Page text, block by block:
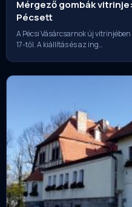
Mérgező gombák
Pécsett
A Pécsi Vásárcsarnok új
17-től. A kiállítás és az ing…